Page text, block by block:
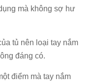
mà không sợ hư
tủ nên loại tay nắm
đáng có.
điểm mà tay nắm